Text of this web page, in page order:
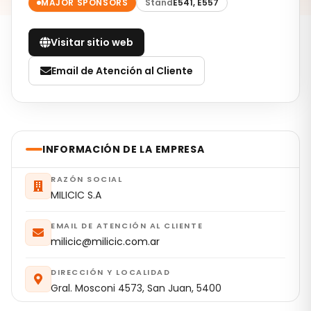
Visitar sitio web
Email de Atención al Cliente
INFORMACIÓN DE LA EMPRESA
RAZÓN SOCIAL
MILICIC S.A
EMAIL DE ATENCIÓN AL CLIENTE
milicic@milicic.com.ar
DIRECCIÓN Y LOCALIDAD
Gral. Mosconi 4573, San Juan, 5400